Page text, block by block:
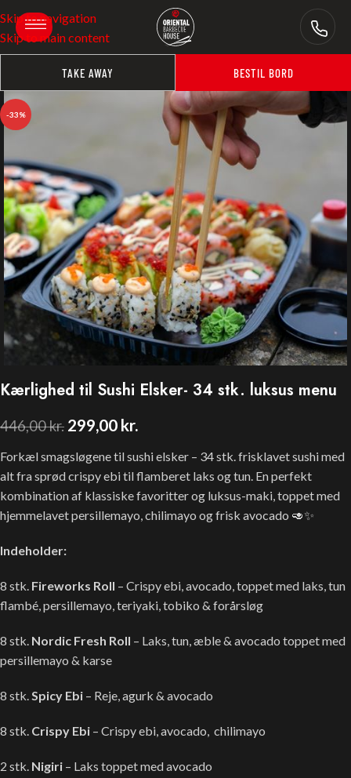
Skip to navigation
Skip to main content
TAKE AWAY BESTIL BORD
-33%
Kærlighed til Sushi Elsker- 34 stk. luksus menu
446,00kr. 299,00 kr.
Forkæl smagsløgene til sushi elsker – 34 stk. frisklavet sushi med
alt fra sprød crispy ebi til flamberet laks og tun. En perfekt
kombination af klassiske favoritter og luksus-maki, toppet med
hjemmelavet persillemayo, chilimayo og frisk avocado 🥑✨
Indeholder:
8 stk. Fireworks Roll – Crispy ebi, avocado, toppet med laks, tun
flambé, persillemayo, teriyaki, tobiko & forårsløg
8 stk. Nordic Fresh Roll – Laks, tun, æble & avocado toppet med
persillemayo & karse
8 stk.Spicy Ebi – Reje, agurk & avocado
8 stk. Crispy Ebi – Crispy ebi, avocado, chilimayo
2 stk. Nigiri – Laks toppet med avocado